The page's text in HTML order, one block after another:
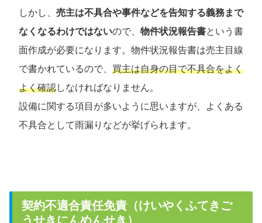
しかし、 売主は不具合や事件などを告知する義務まで
なくなるわけではないので、 物件状況報告書という書
面作成が必要になります。物件状況報告書は売主目線
で書かれているので、 買主は自身の目で不具合をよく
よく確認しなければなりません。
設備に関する項目が多いように思いますが、よくある
不具合として雨漏りなどが挙げられます。
契約不適合責任免責（けいやくふてきご
うせきにんめんせき）